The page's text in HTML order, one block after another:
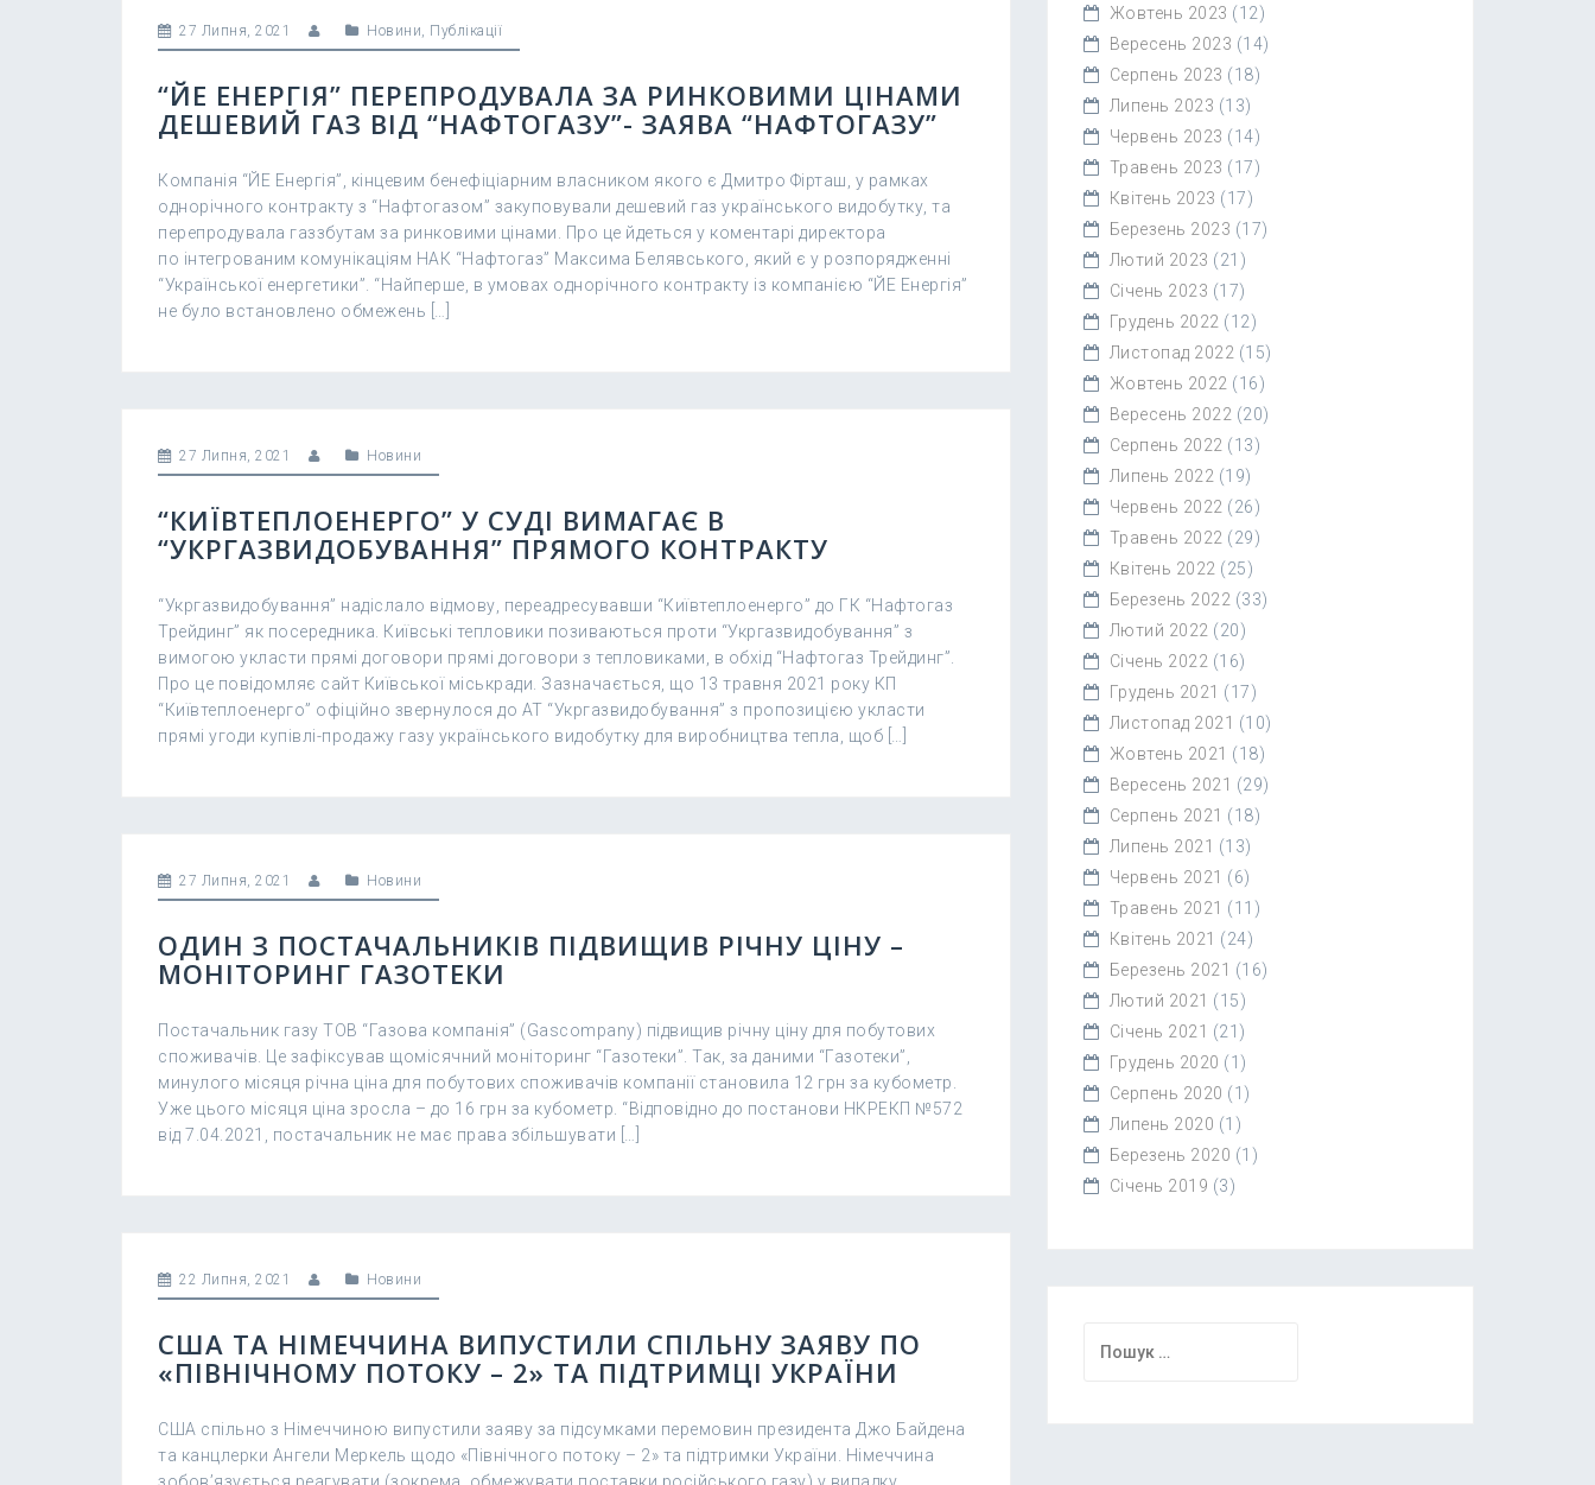
27 Липня, 2021 Новини, Публікації
“ЙЕ ЕНЕРГІЯ” ПЕРЕПРОДУВАЛА ЗА РИНКОВИМИ ЦІНАМИ
ДЕШЕВИЙ ГАЗ ВІД “НАФТОГАЗУ”- ЗАЯВА “НАФТОГАЗУ”
Компанія “ЙЕ Енергія”, кінцевим бенефіціарним власником якого є Дмитро Фірташ, у рамках
однорічного контракту з “Нафтогазом” закуповували дешевий газ українського видобутку, та
перепродувала газзбутам за ринковими цінами. Про це йдеться у коментарі директора
по інтегрованим комунікаціям НАК “Нафтогаз” Максима Белявського, який є у розпорядженні
“Української енергетики”. “Найперше, в умовах однорічного контракту із компанією “ЙЕ Енергія”
не було встановлено обмежень […]
27 Липня, 2021 Новини
“КИЇВТЕПЛОЕНЕРГО” У СУДІ ВИМАГАЄ В
“УКРГАЗВИДОБУВАННЯ” ПРЯМОГО КОНТРАКТУ
“Укргазвидобування” надіслало відмову, переадресувавши “Київтеплоенерго” до ГК “Нафтогаз
Трейдинг” як посередника. Київські тепловики позиваються проти “Укргазвидобування” з
вимогою укласти прямі договори прямі договори з тепловиками, в обхід “Нафтогаз Трейдинг”.
Про це повідомляє сайт Київської міськради. Зазначається, що 13 травня 2021 року КП
“Київтеплоенерго” офіційно звернулося до АТ “Укргазвидобування” з пропозицією укласти
прямі угоди купівлі-продажу газу українського видобутку для виробництва тепла, щоб […]
27 Липня, 2021 Новини
ОДИН З ПОСТАЧАЛЬНИКІВ ПІДВИЩИВ РІЧНУ ЦІНУ –
МОНІТОРИНГ ГАЗОТЕКИ
Постачальник газу ТОВ “Газова компанія” (Gascompany) підвищив річну ціну для побутових
споживачів. Це зафіксував щомісячний моніторинг “Газотеки”. Так, за даними “Газотеки”,
минулого місяця річна ціна для побутових споживачів компанії становила 12 грн за кубометр.
Уже цього місяця ціна зросла – до 16 грн за кубометр. “Відповідно до постанови НКРЕКП №572
від 7.04.2021, постачальник не має права збільшувати […]
22 Липня, 2021 Новини
США ТА НІМЕЧЧИНА ВИПУСТИЛИ СПІЛЬНУ ЗАЯВУ ПО
«ПІВНІЧНОМУ ПОТОКУ – 2» ТА ПІДТРИМЦІ УКРАЇНИ
США спільно з Німеччиною випустили заяву за підсумками перемовин президента Джо Байдена
та канцлерки Ангели Меркель щодо «Північного потоку – 2» та підтримки України. Німеччина
Жовтень 2023 (12)
Вересень 2023 (14)
Серпень 2023 (18)
Липень 2023 (13)
Червень 2023 (14)
Травень 2023 (17)
Квітень 2023 (17)
Березень 2023 (17)
Лютий 2023 (21)
Січень 2023 (17)
Грудень 2022 (12)
Листопад 2022 (15)
Жовтень 2022 (16)
Вересень 2022 (20)
Серпень 2022 (13)
Липень 2022 (19)
Червень 2022 (26)
Травень 2022 (29)
Квітень 2022 (25)
Березень 2022 (33)
Лютий 2022 (20)
Січень 2022 (16)
Грудень 2021 (17)
Листопад 2021 (10)
Жовтень 2021 (18)
Вересень 2021 (29)
Серпень 2021 (18)
Липень 2021 (13)
Червень 2021 (6)
Травень 2021 (11)
Квітень 2021 (24)
Березень 2021 (16)
Лютий 2021 (15)
Січень 2021 (21)
Грудень 2020 (1)
Серпень 2020 (1)
Липень 2020 (1)
Березень 2020 (1)
Січень 2019 (3)